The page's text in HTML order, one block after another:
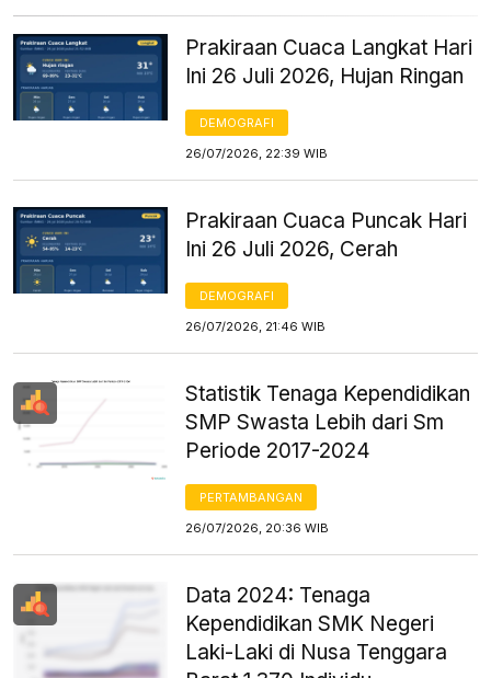
Prakiraan Cuaca Langkat Hari
Ini 26 Juli 2026, Hujan Ringan
DEMOGRAFI
26/07/2026, 22:39 WIB
Prakiraan Cuaca Puncak Hari
Ini 26 Juli 2026, Cerah
DEMOGRAFI
26/07/2026, 21:46 WIB
Statistik Tenaga Kependidikan
SMP Swasta Lebih dari Sm
Periode 2017-2024
PERTAMBANGAN
26/07/2026, 20:36 WIB
Data 2024: Tenaga
Kependidikan SMK Negeri
Laki-Laki di Nusa Tenggara